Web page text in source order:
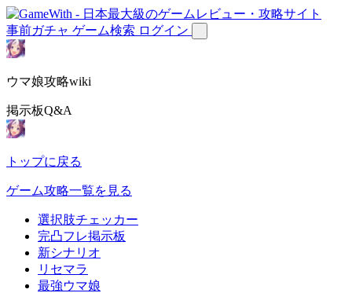
事前ガチャ ゲーム検索 ログイン
ウマ娘攻略wiki
掲示板Q&A
トップに戻る
ゲーム攻略一覧を見る
選択肢チェッカー
完凸フレ掲示板
新シナリオ
リセマラ
最強ウマ娘